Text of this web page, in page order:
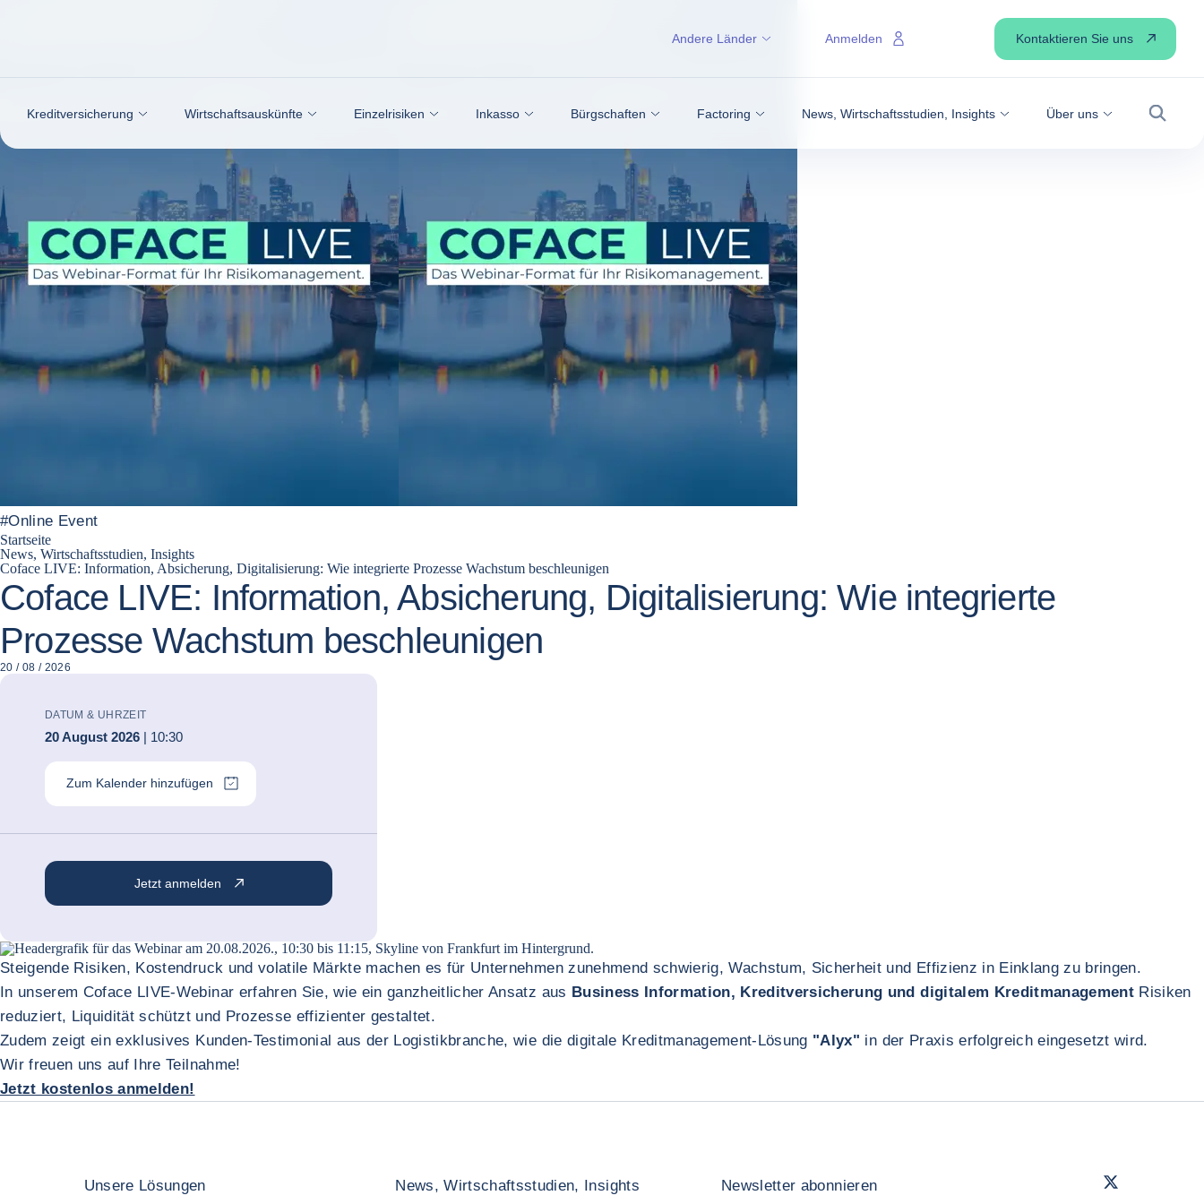
Kreditversicherung Wirtschaftsauskünfte Einzelrisiken Inkasso Bürgschaften Factoring News, Wirtschaftsstudien, Insights Über uns
Suche
Andere Länder Anmelden Kontaktieren Sie uns
#Online Event
Startseite
News, Wirtschaftsstudien, Insights
Coface LIVE: Information, Absicherung, Digitalisierung: Wie integrierte Prozesse Wachstum beschleunigen
Coface LIVE: Information, Absicherung, Digitalisierung: Wie integrierte
Prozesse Wachstum beschleunigen
20 / 08 / 2026
DATUM & UHRZEIT
20 August 2026 | 10:30
Zum Kalender hinzufügen
Jetzt anmelden
Steigende Risiken, Kostendruck und volatile Märkte machen es für Unternehmen zunehmend schwierig, Wachstum, Sicherheit und Effizienz in Einklang zu bringen.
In unserem Coface LIVE-Webinar erfahren Sie, wie ein ganzheitlicher Ansatz aus Business Information, Kreditversicherung und digitalem Kreditmanagement Risiken
reduziert, Liquidität schützt und Prozesse effizienter gestaltet.
Zudem zeigt ein exklusives Kunden-Testimonial aus der Logistikbranche, wie die digitale Kreditmanagement-Lösung "Alyx" in der Praxis erfolgreich eingesetzt wird.
Wir freuen uns auf Ihre Teilnahme!
Jetzt kostenlos anmelden!
Unsere Lösungen News, Wirtschaftsstudien, Insights Newsletter abonnieren Twitter